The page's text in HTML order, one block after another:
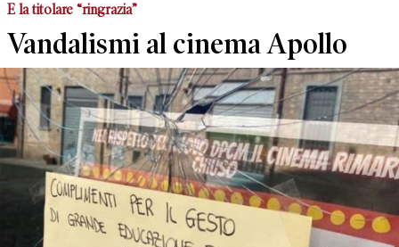
E la titolare “ringrazia”
Vandalismi al cinema Apollo